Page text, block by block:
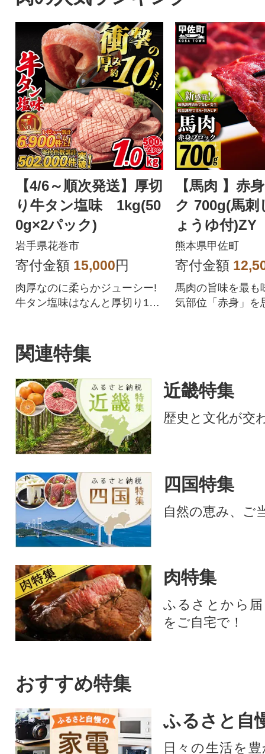
【4/6～順次発送】厚切
り牛タン塩味 1kg(50
0g×2パック)
岩手県花巻市
寄付金額 15,000円
肉厚なのに柔らかジューシー!
牛タン塩味はなんと厚切り10
【馬肉 】赤
ク 700g(馬刺
ょうゆ付)ZY
熊本県甲佐町
寄付金額
馬肉の旨味を最も
気部位「赤身」を
で、生食に近い食
の馬肉のお礼品で
関連特集
近畿特集
歴史と文化が交
四国特集
自然の恵み、ご
肉特集
ふるさとから
をご自宅で！
おすすめ特集
ふるさと自
日々の生活を